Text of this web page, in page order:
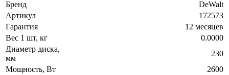
Бренд
DeWalt
Артикул
172573
Гарантия
12 месяцев
Вес 1 шт, кг
0.0000
Диаметр диска,
мм
230
Мощность, Вт
2600